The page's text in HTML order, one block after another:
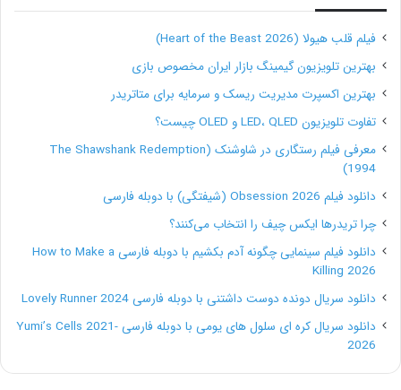
فیلم قلب هیولا (Heart of the Beast 2026)
بهترین تلویزیون گیمینگ بازار ایران مخصوص بازی
بهترین اکسپرت مدیریت ریسک و سرمایه برای متاتریدر
تفاوت تلویزیون LED، QLED و OLED چیست؟
معرفی فیلم رستگاری در شاوشنک (The Shawshank Redemption
1994)
دانلود فیلم Obsession 2026 (شیفتگی) با دوبله فارسی
چرا تریدرها ایکس چیف را انتخاب می‌کنند؟
دانلود فیلم سینمایی چگونه آدم بکشیم با دوبله فارسی How to Make a
Killing 2026
دانلود سریال دونده دوست داشتنی با دوبله فارسی Lovely Runner 2024
دانلود سریال کره ای سلول های یومی با دوبله فارسی Yumi’s Cells 2021-
2026